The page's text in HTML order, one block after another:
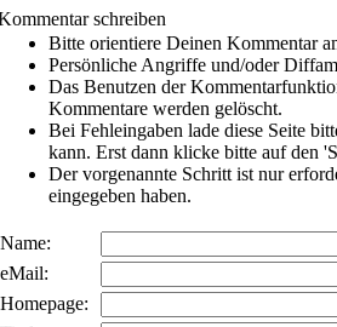
schreiben
Bitte orientiere Deinen Kommentar
Persönliche Angriffe und/oder
Das Benutzen der
Kommentare werden gelöscht.
Bei Fehleingaben lade diese Seite
kann. Erst dann klicke bitte auf den
Der vorgenannte Schritt ist nur
eingegeben haben.
Name:
eMail:
Homepage: